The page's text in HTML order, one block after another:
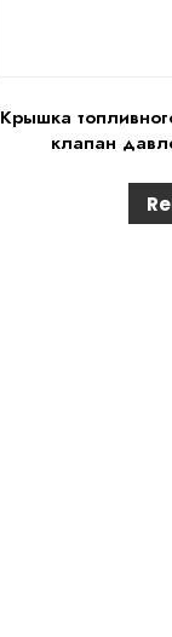
Крышка
клапан